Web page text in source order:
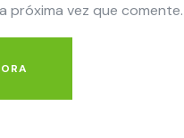
próxima vez que comente.